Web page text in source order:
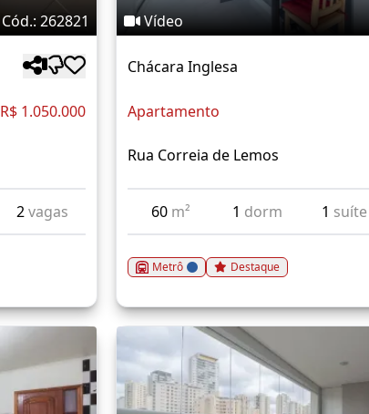
Cód.: 262821
R$ 1.050.000
2vagas
Vídeo
Chácara Inglesa
Apartamento
Rua Correia de Lemos
60 m² 1 dorm 1 suíte
Metrô Destaque